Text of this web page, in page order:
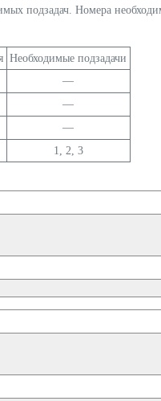
подзадач. Номера
Необходимые подзадачи
—
—
—
1, 2, 3